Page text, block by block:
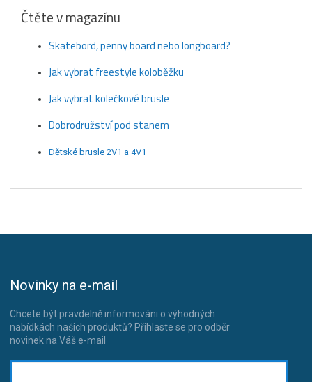
Čtěte v magazínu
Skatebord, penny board nebo longboard?
Jak vybrat freestyle koloběžku
Jak vybrat kolečkové brusle
Dobrodružství pod stanem
Dětské brusle 2V1 a 4V1
Novinky na e-mail
Chcete být pravdelně informováni o výhodných
nabídkách našich produktů? Přihlaste se pro odběr
novinek na Váš e-mail